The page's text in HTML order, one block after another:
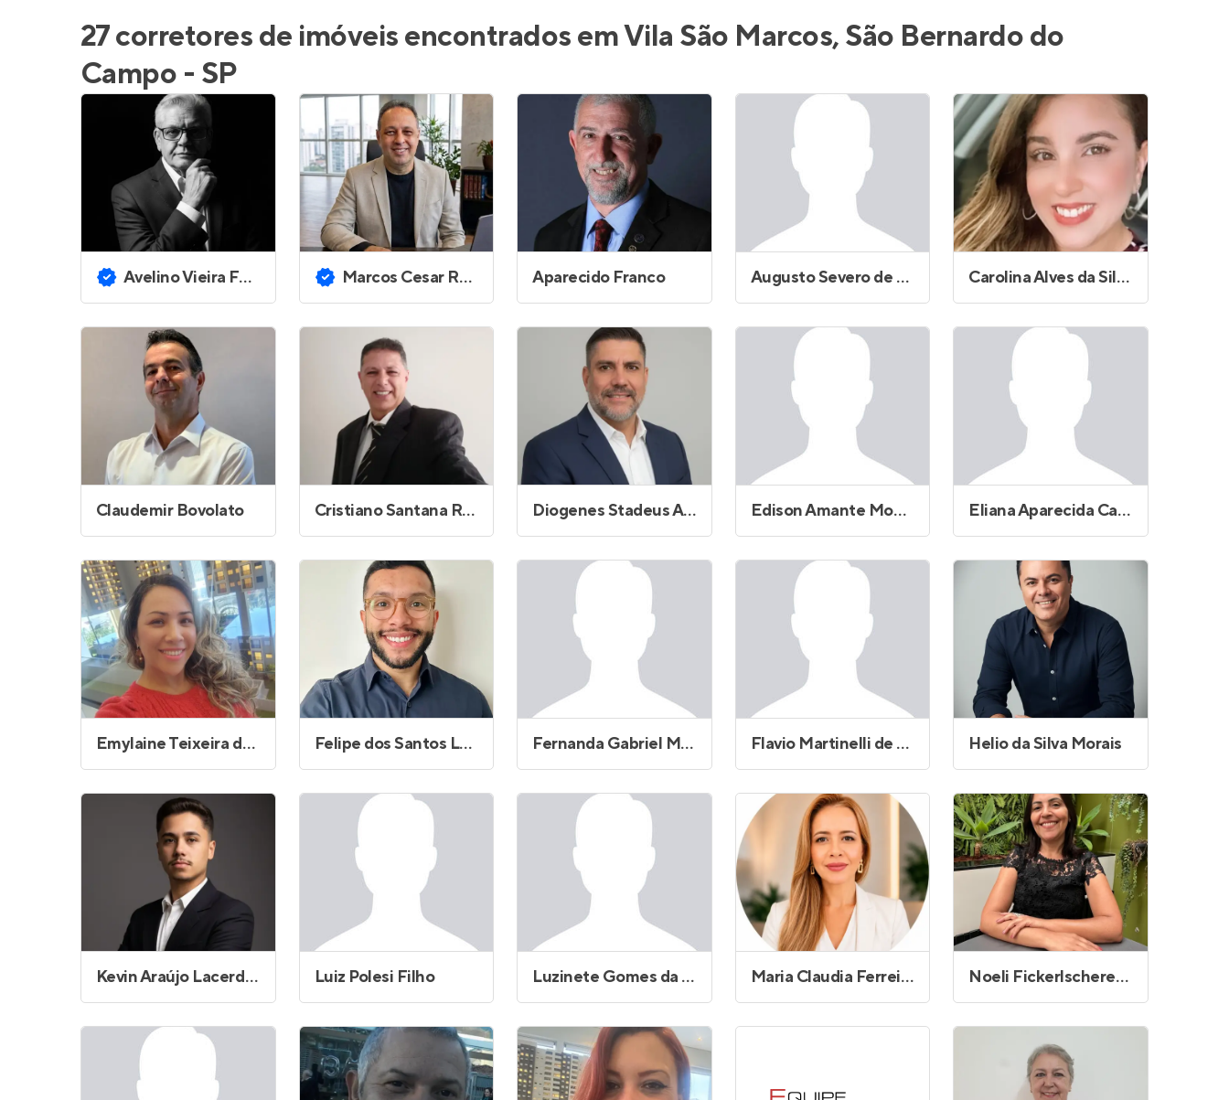
27 corretores de imóveis encontrados em Vila São Marcos, São Bernardo do
Campo - SP
Avelino Vieira Ferreira Marcos Cesar Rocca Aparecido Franco Augusto Severo de Oliveira Carolina Alves da Silva Andrade
Claudemir Bovolato Cristiano Santana Reis Diogenes Stadeus Andrade Edison Amante Monteforte Eliana Aparecida Cardoso Cavalari
Emylaine Teixeira de Souza Felipe dos Santos Laurindo Fernanda Gabriel Morais Marques Flavio Martinelli de Freitas Pedro Helio da Silva Morais
Kevin Araújo Lacerda do Carmo Luiz Polesi Filho Luzinete Gomes da Silva de Souza Maria Claudia Ferreira Noeli Fickerlscherer de Freitas dos Santos